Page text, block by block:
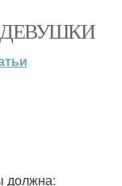
ДЕВУШКИ
должна: